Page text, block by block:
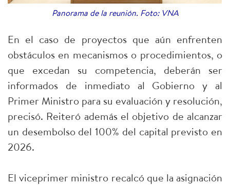
Panorama de la reunión. Foto: VNA
En el caso de proyectos que aún enfrenten
obstáculos en mecanismos o procedimientos, o
que excedan su competencia, deberán ser
informados de inmediato al Gobierno y al
Primer Ministro para su evaluación y resolución,
precisó. Reiteró además el objetivo de alcanzar
un desembolso del 100% del capital previsto en
2026.
El viceprimer ministro recalcó que la asignación